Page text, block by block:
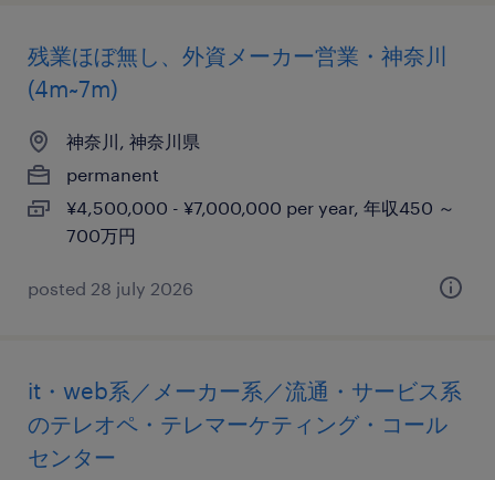
残業ほぼ無し、外資メーカー営業・神奈川
(4m~7m)
神奈川, 神奈川県
permanent
¥4,500,000 - ¥7,000,000 per year, 年収450 ～
700万円
posted 28 july 2026
it・web系／メーカー系／流通・サービス系
のテレオペ・テレマーケティング・コール
センター